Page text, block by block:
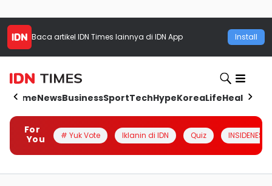
Baca artikel IDN Times lainnya di IDN App Install
HomeNewsBusinessSportTechHypeKoreaLifeHealth
For
You
# Yuk Vote Iklanin di IDN Quiz INSIDENESIA